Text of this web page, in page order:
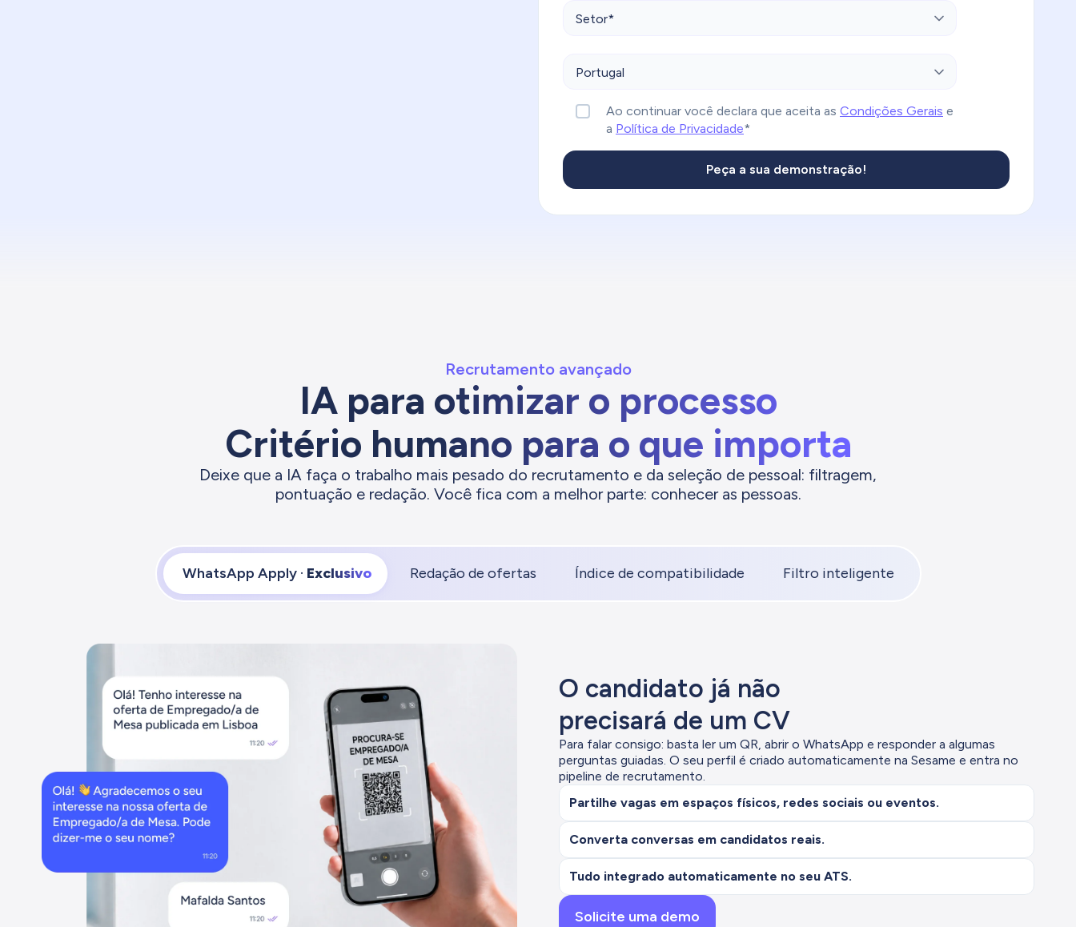
Ao continuar você declara que aceita as Condições Gerais e
a Política de Privacidade*
Recrutamento avançado
IA para otimizar o processo
Critério humano para o que importa
Deixe que a IA faça o trabalho mais pesado do recrutamento e da seleção de pessoal: filtragem,
pontuação e redação. Você fica com a melhor parte: conhecer as pessoas.
WhatsApp Apply · Exclusivo Redação de ofertas Índice de compatibilidade Filtro inteligente
O candidato já não
precisará de um CV
Para falar consigo: basta ler um QR, abrir o WhatsApp e responder a algumas
perguntas guiadas. O seu perfil é criado automaticamente na Sesame e entra no
pipeline de recrutamento.
Partilhe vagas em espaços físicos, redes sociais ou eventos.
Converta conversas em candidatos reais.
Tudo integrado automaticamente no seu ATS.
Solicite uma demo